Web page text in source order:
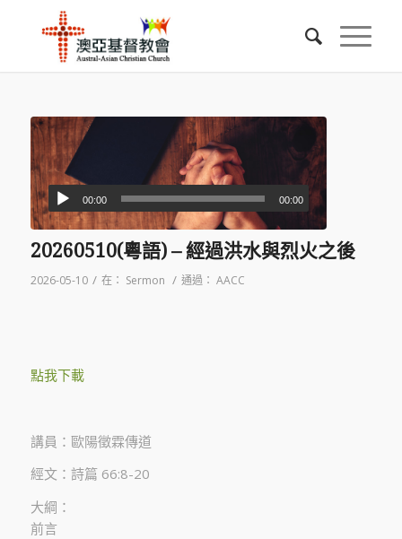
00:00 00:00
20260510(粵語) – 經過洪水與烈火之後
2026-05-10 / 在： Sermon / 通過： AACC
點我下載
講員：歐陽徵霖傳道
經文：詩篇 66:8-20
大綱：
前言